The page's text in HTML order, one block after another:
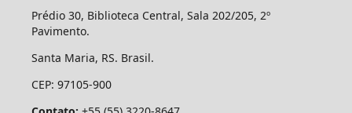
Prédio 30, Biblioteca Central, Sala 202/205, 2º
Pavimento.
Santa Maria, RS. Brasil.
CEP: 97105-900